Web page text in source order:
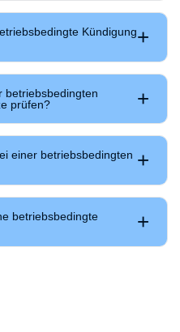
Kündigung
betriebsbedingten
prüfen?
einer betriebsbedingten
betriebsbedingte